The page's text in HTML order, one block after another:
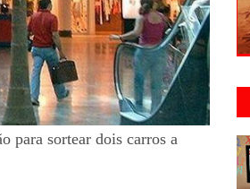
para sortear dois carros a